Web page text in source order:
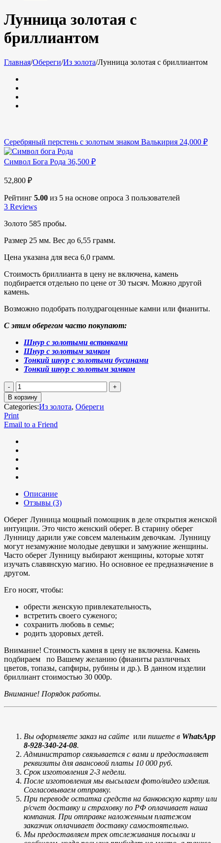
Лунница золотая с
бриллиантом
Главная/Обереги/Из золота/Лунница золотая с бриллиантом
Серебряный перстень с золотым знаком Валькирия 24,000 ₽
Символ Бога Рода 36,500 ₽
52,800 ₽
Рейтинг 5.00 из 5 на основе опроса 3 пользователей
3 Reviews
Золото 585 пробы.
Размер 25 мм. Вес до 6,55 грамм.
Цена указана для веса 6,0 грамм.
Стоимость бриллианта в цену не включена, камень
подбирается отдельно по цене от 30 тысяч. Можно другой
камень.
Возможно подобрать полудрагоценные камни или фианиты.
С этим оберегом часто покупают:
Шнур с золотыми вставками
Шнур с золотым замком
Тонкий шнур с золотыми бусинами
Тонкий шнур с золотым замком
В корзину
Categories:Из золота, Обереги
Print
Email to a Friend
Описание
Отзывы (3)
Оберег Лунница мощный помощник в деле открытия женской
интуиции. Это чисто женский оберег. В старину оберег
Лунницу дарили уже совсем маленьким девочкам. Лунницу
могут незамужние молодые девушки и замужние женщины.
Часто оберег Лунницу выбирают женщины, которые хотят
изучать славянскую магию. Но основное ее предназначение в
другом.
Его носят, чтобы:
обрести женскую привлекательность,
встретить своего суженого;
сохранить любовь в семье;
родить здоровых детей.
Внимание! Стоимость камня в цену не включена. Камень
подбираем по Вашему желанию (фианиты различных
цветов, топазы, сапфиры, рубины и др.). В данном изделии
бриллиант стоимостью 30 000р.
Внимание! Порядок работы.
Вы оформляете заказ на сайте или пишете в WhatsApp
8-928-340-24-08.
Администратор связывается с вами и предоставляет
реквизиты для авансовой платы 10 000 руб.
Срок изготовления 2-3 недели.
После изготовления мы высылаем фото/видео изделия.
Согласовываем отправку.
При переводе остатка средств на банковскую карту или
р/счет доставку и страховку по РФ оплачивает наша
компания. При отправке наложенным платежом
заказчик оплачивает доставку самостоятельно.
Мы предоставляем трек отслеживания посылки и